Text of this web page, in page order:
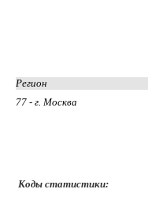
Регион
77 - г. Москва
Коды статистики: